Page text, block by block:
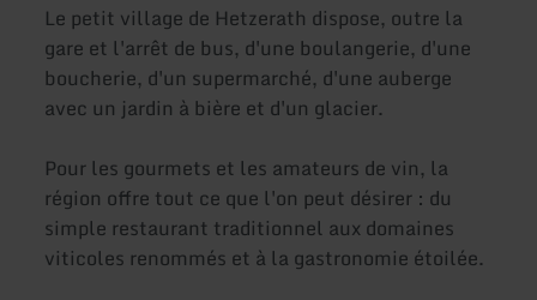
Le petit village de Hetzerath dispose, outre la
gare et l'arrêt de bus, d'une boulangerie, d'une
boucherie, d'un supermarché, d'une auberge
avec un jardin à bière et d'un glacier.
Pour les gourmets et les amateurs de vin, la
région offre tout ce que l'on peut désirer : du
simple restaurant traditionnel aux domaines
viticoles renommés et à la gastronomie étoilée.